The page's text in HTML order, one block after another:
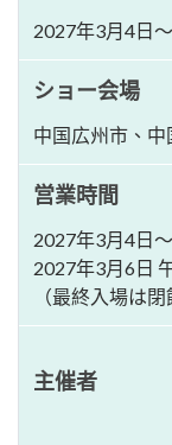
2027年3月4日
ショー会場
中国広州市、
営業時間
2027年3月4日
2027年3月6日
（最終入場は
主催者